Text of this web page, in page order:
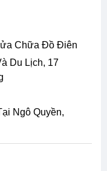
Chữa Đồ Điên
Ngô Quyền,